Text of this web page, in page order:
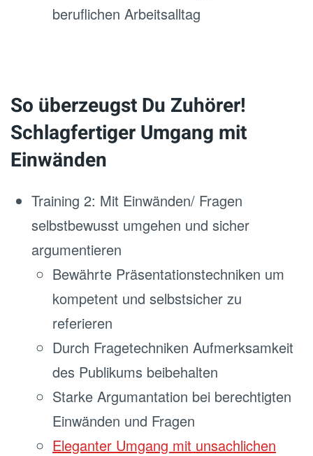
beruflichen Arbeitsalltag
So überzeugst Du Zuhörer!
Schlagfertiger Umgang mit
Einwänden
Training 2: Mit Einwänden/ Fragen
selbstbewusst umgehen und sicher
argumentieren
Bewährte Präsentationstechniken um
kompetent und selbstsicher zu
referieren
Durch Fragetechniken Aufmerksamkeit
des Publikums beibehalten
Starke Argumantation bei berechtigten
Einwänden und Fragen
Eleganter Umgang mit unsachlichen